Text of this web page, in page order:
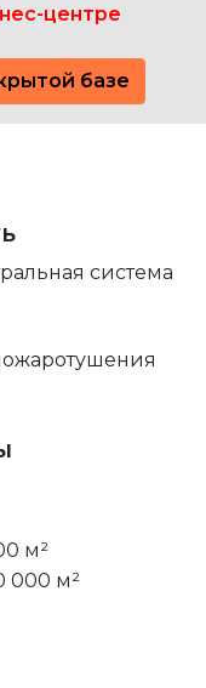
центре
базе
система
м²
000 м²